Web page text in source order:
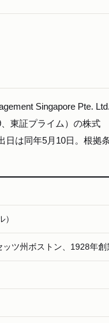
Singapore Pte.
東証プライム）の株式
日は同年5月10日。根拠
ツ州ボストン、1928年創